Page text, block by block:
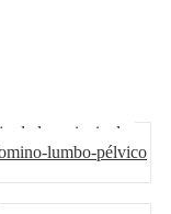
de las principales
lumbo-pélvico